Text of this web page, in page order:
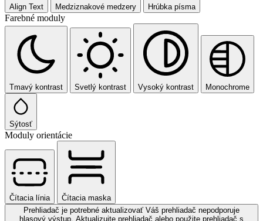
Align Text Medziznakové medzery Hrúbka písma
Farebné moduly
Tmavý kontrast Svetlý kontrast Vysoký kontrast Monochrome
Sýtosť
Moduly orientácie
Čítacia línia
Čítacia maska
Prehliadač je potrebné aktualizovať Váš prehliadač nepodporuje
hlasový výstup. Aktualizujte prehliadač alebo použite prehliadač s